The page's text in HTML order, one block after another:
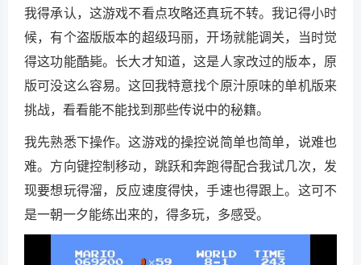
我得承认，这游戏不看点攻略还真玩不转。我记得小时
候，有个盗版版本的超级玛丽，开场就能调关，当时觉
得这功能酷毙。长大才知道，这是人家改过的版本，原
版可没这么容易。这回我特意找个原汁原味的单机版来
挑战，看看能不能找到那些传说中的秘籍。
我先熟悉下操作。这游戏的操控说简单也简单，说难也
难。方向键控制移动，跳跃和奔跑得配合我试几次，发
现要想玩得溜，反应速度得快，手速也得跟上。这可不
是一朝一夕能练出来的，得多玩，多感受。